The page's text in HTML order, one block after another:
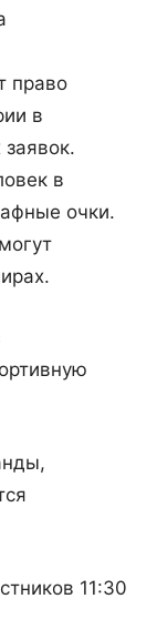
право
в
в
очки.
11:30